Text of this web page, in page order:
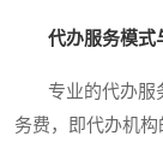
代办服务模式
专业的代办服务
务费，即代办机构